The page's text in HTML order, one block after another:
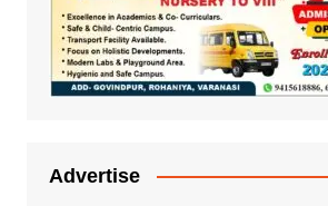
Advertise